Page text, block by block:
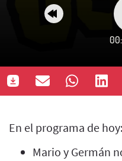
En el programa de hoy:
Mario y Germán